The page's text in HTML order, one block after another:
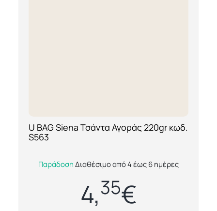
[ti_wishlists_addtowishlist loop=yes]
U BAG Siena Τσάντα Αγοράς 220gr κωδ.
S563
Η U Bag Siena είναι μία ποιοτική και
ανθεκτική τσάντα αγοράς από 100%
βαμβάκι, με βάρος υφάσματος 220g/m²,
σχεδιασμένη γ...
ΠαράδοσηΔιαθέσιμο από 4 έως 6 ημέρες
4,35€